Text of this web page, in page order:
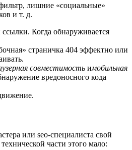
лишние «социальные»
и т. д.
Когда обнаруживается
страничка 404 эффектно или
совместимость имобильная
вредоносного кода
или seo-специалиста свой
части этого мало: